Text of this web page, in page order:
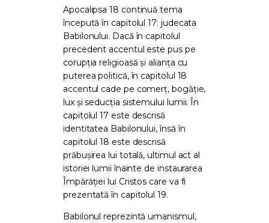
Apocalipsa 18 continuă tema
începută în capitolul 17: judecata
Babilonului. Dacă în capitolul
precedent accentul este pus pe
corupția religioasă și alianța cu
puterea politică, în capitolul 18
accentul cade pe comerț, bogăție,
lux și seducția sistemului lumii. În
capitolul 17 este descrisă
identitatea Babilonului, însă în
capitolul 18 este descrisă
prăbușirea lui totală, ultimul act al
istoriei lumii înainte de instaurarea
Împărăției lui Cristos care va fi
prezentată în capitolul 19.
Babilonul reprezintă umanismul,